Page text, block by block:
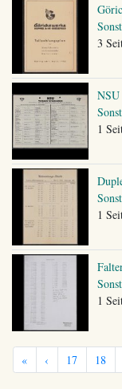
3
NSU
1
1
1
« ‹ 17 18